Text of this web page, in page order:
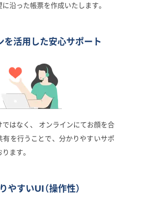
沿った帳票を作成いたします。
を活用した安心サポート
ではなく、 オンラインにてお顔を合
有を行うことで、分かりやすいサポ
ます。
やすいUI（操作性）